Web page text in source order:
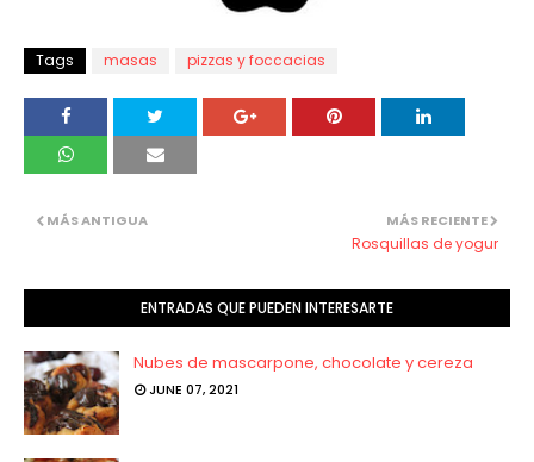
Tags masas pizzas y foccacias
MÁS RECIENTE
Rosquillas de yogur
MÁS ANTIGUA
ENTRADAS QUE PUEDEN INTERESARTE
Nubes de mascarpone, chocolate y cereza
JUNE 07, 2021